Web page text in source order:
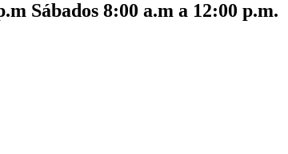
Sábados 8:00 a.m a 12:00 p.m.